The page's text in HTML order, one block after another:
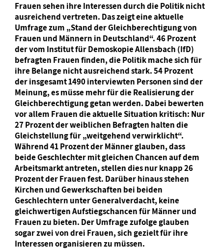
Frauen sehen ihre Interessen durch die Politik nicht
ausreichend vertreten. Das zeigt eine aktuelle
Umfrage zum „Stand der Gleichberechtigung von
Frauen und Männern in Deutschland“. 46 Prozent
der vom Institut für Demoskopie Allensbach (IfD)
befragten Frauen finden, die Politik mache sich für
ihre Belange nicht ausreichend stark. 54 Prozent
der insgesamt 1490 interviewten Personen sind der
Meinung, es müsse mehr für die Realisierung der
Gleichberechtigung getan werden. Dabei bewerten
vor allem Frauen die aktuelle Situation kritisch: Nur
27 Prozent der weiblichen Befragten halten die
Gleichstellung für „weitgehend verwirklicht“.
Während 41 Prozent der Männer glauben, dass
beide Geschlechter mit gleichen Chancen auf dem
Arbeitsmarkt antreten, stellen dies nur knapp 26
Prozent der Frauen fest. Darüber hinaus stehen
Kirchen und Gewerkschaften bei beiden
Geschlechtern unter Generalverdacht, keine
gleichwertigen Aufstiegschancen für Männer und
Frauen zu bieten. Der Umfrage zufolge glauben
sogar zwei von drei Frauen, sich gezielt für ihre
Interessen organisieren zu müssen.